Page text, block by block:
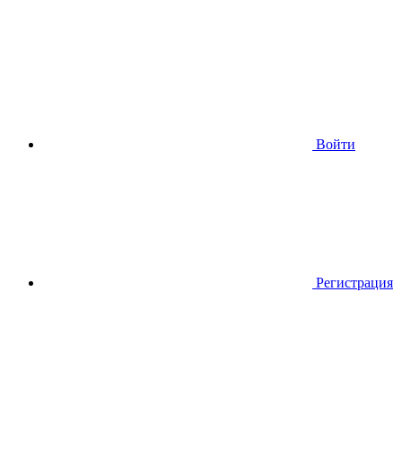
Войти
Регистрация